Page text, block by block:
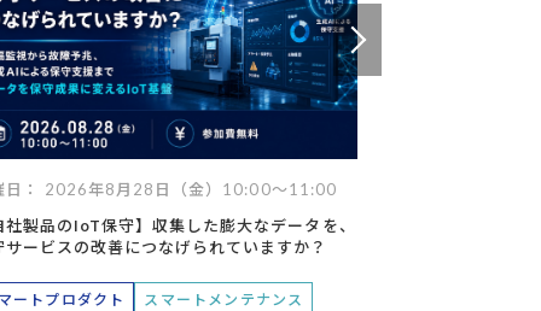
ータヘルプデスクキッティング
日： 2026年8月28日（金）10:00～11:00
社製品のIoT保守】収集した膨大なデータを、
サービスの改善につなげられていますか？
ートプロダクト スマートメンテナンス